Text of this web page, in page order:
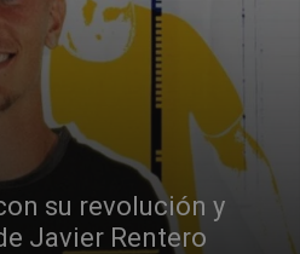
su revolución y
Javier Rentero